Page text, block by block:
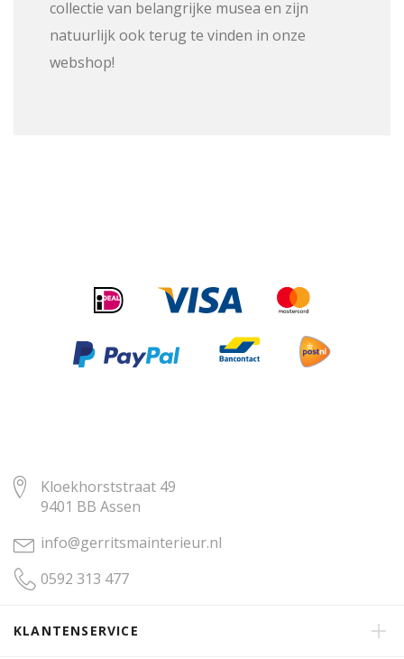
collectie van belangrijke musea en zijn
natuurlijk ook terug te vinden in onze
webshop!
Kloekhorststraat 49
9401 BB Assen
info@gerritsmainterieur.nl
0592 313 477
KLANTENSERVICE